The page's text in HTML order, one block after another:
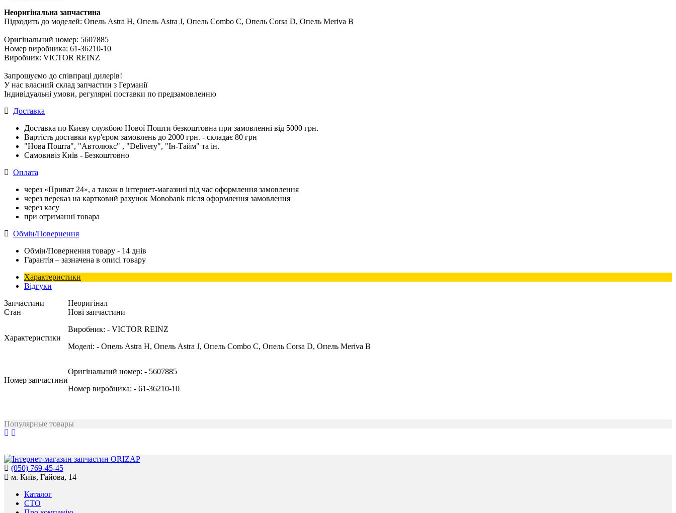
Неоригінальна запчастина
Підходить до моделей: Опель Astra H, Опель Astra J, Опель Combo C, Опель Corsa D, Опель Meriva B
Оригінальний номер: 5607885
Номер виробника: 61-36210-10
Виробник: VICTOR REINZ
Запрошуємо до співпраці дилерів!
У нас власний склад запчастин з Германії
Індивідуальні умови, регулярні поставки по предзамовленню
Доставка
Доставка по Києву службою Нової Пошти безкоштовна при замовленні від 5000 грн.
Вартість доставки кур'єром замовлень до 2000 грн. - складає 80 грн
"Нова Пошта", "Автолюкс" , "Delivery", "Iн-Тайм" та ін.
Самовивіз Київ - Безкоштовно
Оплата
через «Приват 24», а також в інтернет-магазині під час оформлення замовлення
через переказ на картковий рахунок Monobank після оформлення замовлення
через касу
при отриманні товара
Обмін/Повернення
Обмін/Повернення товару - 14 днів
Гарантія – зазначена в описі товару
Характеристики
Відгуки
Запчастини
Неоригінал
Стан
Нові запчастини
Характеристики
Виробник: - VICTOR REINZ
Моделі: - Опель Astra H, Опель Astra J, Опель Combo C, Опель Corsa D, Опель Meriva B
Номер запчастини
Оригінальний номер: - 5607885
Номер виробника: - 61-36210-10
Популярные товары
(050) 769-45-45
м. Київ, Гайова, 14
Каталог
СТО